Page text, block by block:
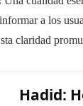
a los
claridad
Hadid: